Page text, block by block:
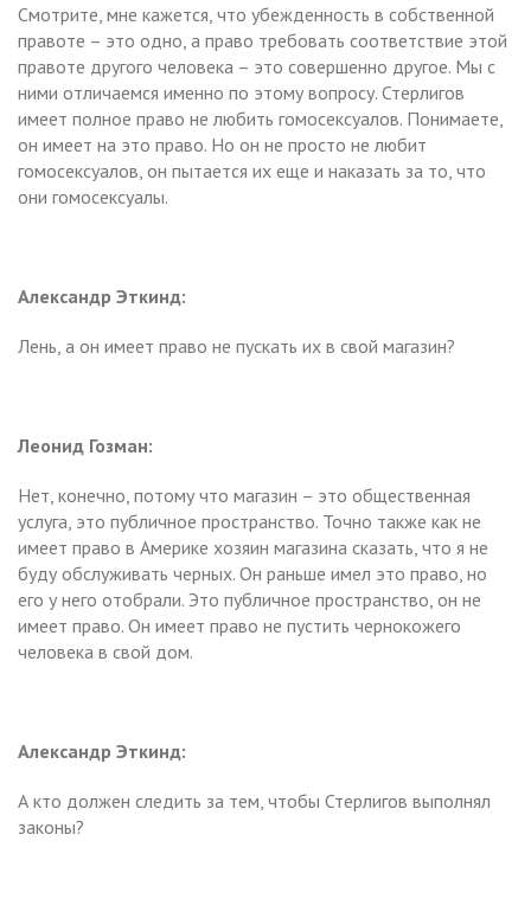
Смотрите, мне кажется, что убежденность в собственной
правоте – это одно, а право требовать соответствие этой
правоте другого человека – это совершенно другое. Мы с
ними отличаемся именно по этому вопросу. Стерлигов
имеет полное право не любить гомосексуалов. Понимаете,
он имеет на это право. Но он не просто не любит
гомосексуалов, он пытается их еще и наказать за то, что
они гомосексуалы.
Александр Эткинд:
Лень, а он имеет право не пускать их в свой магазин?
Леонид Гозман:
Нет, конечно, потому что магазин – это общественная
услуга, это публичное пространство. Точно также как не
имеет право в Америке хозяин магазина сказать, что я не
буду обслуживать черных. Он раньше имел это право, но
его у него отобрали. Это публичное пространство, он не
имеет право. Он имеет право не пустить чернокожего
человека в свой дом.
Александр Эткинд:
А кто должен следить за тем, чтобы Стерлигов выполнял
законы?